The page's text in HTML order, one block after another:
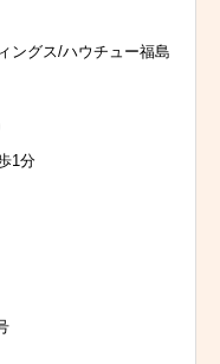
ングス/ハウチュー福島
1分